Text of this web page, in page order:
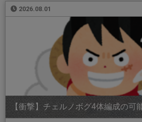
2026.08.01
【衝撃】チェルノボグ4体編成の可